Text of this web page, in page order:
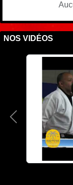
NOS VIDÉOS
Précedent